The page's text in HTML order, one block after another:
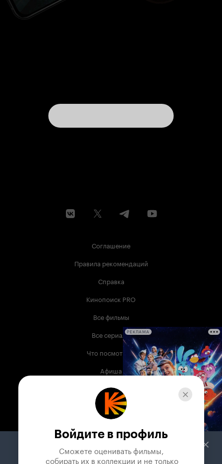
Соглашение
Правила рекомендаций
Справка
Кинопоиск PRO
Все фильмы
Все сериалы
Что посмотреть
Афиша
Музыка
Телепрограмма
Служба поддержки
РЕКЛАМА
Войдите в профиль
Сможете оценивать фильмы,
собирать их в коллекции и не только